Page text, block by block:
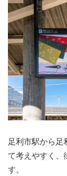
足利市駅から足
て考えやすく、
す。